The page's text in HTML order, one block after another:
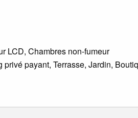
LCD, Chambres non-fumeur
payant, Terrasse, Jardin,